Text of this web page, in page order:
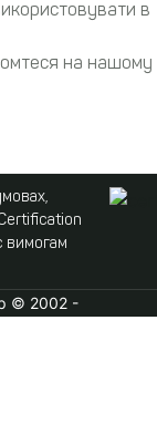
в
на нашому
вимогам
© 2002 -